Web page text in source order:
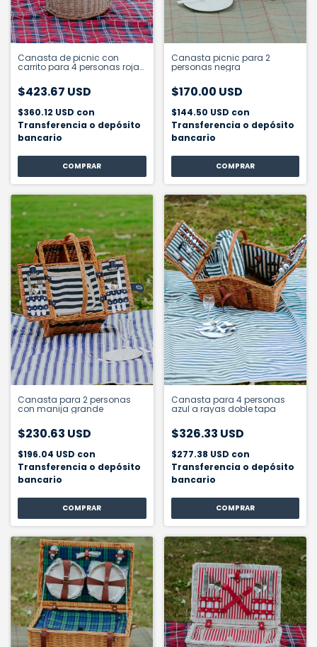
Canasta de picnic con
carrito para 4 personas roja
$423.67 USD
$360.12 USD con
Transferencia o depósito
bancario
Canasta picnic para 2
personas negra
$170.00 USD
$144.50 USD con
Transferencia o depósito
bancario
Canasta para 2 personas
con manija grande
$230.63 USD
$196.04 USD con
Transferencia o depósito
bancario
Canasta para 4 personas
azul a rayas doble tapa
$326.33 USD
$277.38 USD con
Transferencia o depósito
bancario